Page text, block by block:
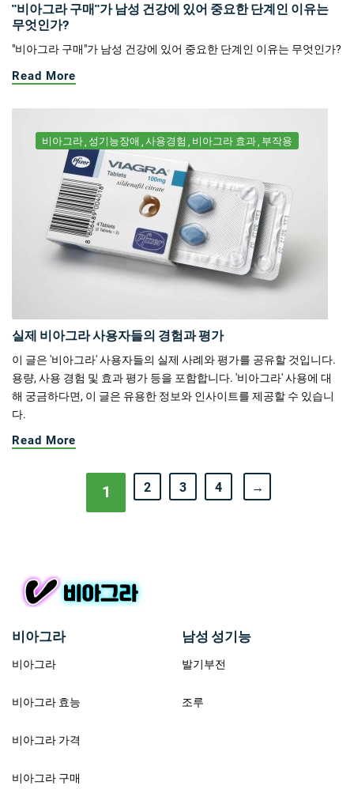
"비아그라 구매"가 남성 건강에 있어 중요한 단계인 이유는
무엇인가?
"비아그라 구매"가 남성 건강에 있어 중요한 단계인 이유는 무엇인가?
Read More
비아그라 성기능장애 사용경험 비아그라 효과 부작용
실제 비아그라 사용자들의 경험과 평가
이 글은 '비아그라' 사용자들의 실제 사례와 평가를 공유할 것입니다.
용량, 사용 경험 및 효과 평가 등을 포함합니다. '비아그라' 사용에 대
해 궁금하다면, 이 글은 유용한 정보와 인사이트를 제공할 수 있습니
다.
Read More
1 2 3 4 →
비아그라
비아그라
비아그라 효능
비아그라 가격
비아그라 구매
남성 성기능
발기부전
조루